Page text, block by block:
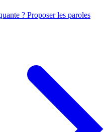
? Proposer les paroles